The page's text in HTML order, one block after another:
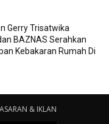
Gerry Trisatwika
BAZNAS Serahkan
Kebakaran Rumah Di
& IKLAN